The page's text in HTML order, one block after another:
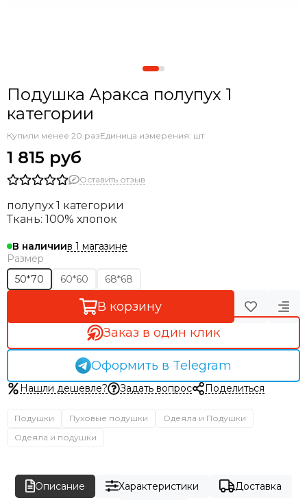
Подушка Аракса полупух 1
категории
Купили менее 20 разЕдиница измерения: шт
1 815 руб
Оставить отзыв
полупух 1 категории
Ткань: 100% хлопок
В наличиив 1 магазине
Размер
50*70
60*60 68*68
В корзину
Заказ в один клик
Оформить в Telegram
Нашли дешевле? Задать вопрос Поделиться
Подушки Пуховые подушки
Одеяла и Подушки
Одеяла и подушки
Описание Характеристики
Доставка